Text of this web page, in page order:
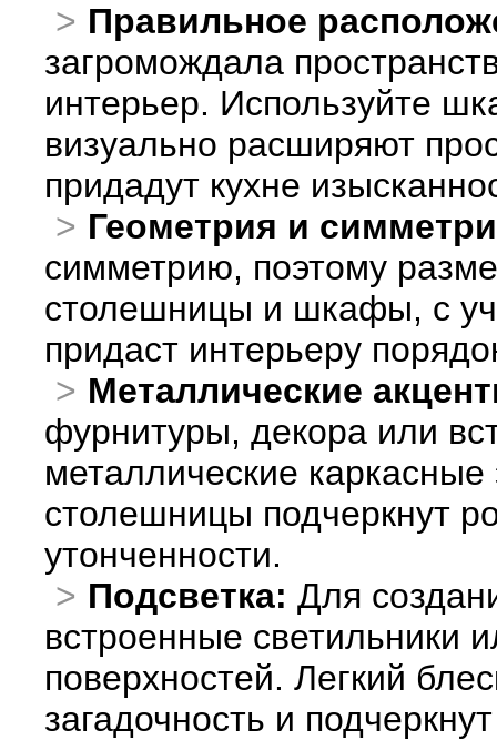
Правильное
загромождала
интерьер. Используйте
визуально расширяют
придадут кухне
Геометрия и
симметрию, поэтому
столешницы и шкафы, с
придаст интерьеру
Металлические
фурнитуры, декора или
металлические
столешницы подчеркнут
утонченности.
Подсветка: Для
встроенные светильники
поверхностей. Легкий
загадочность и